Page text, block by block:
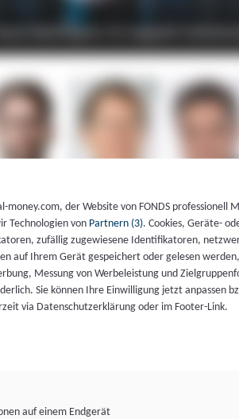
der Website von FONDS professionell
Technologien von Partnern (3). Cookies, Geräte-
zufällig zugewiesene Identifikatoren,
auf Ihrem Gerät gespeichert oder gelesen
Messung von Werbeleistung und
Sie können Ihre Einwilligung jetzt anpassen
via Datenschutzerklärung oder im Footer-Link.
auf einem Endgerät